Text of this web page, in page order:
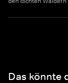
Das könnte